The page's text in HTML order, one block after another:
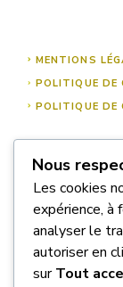
MENTIONS
POLITIQUE DE
POLITIQUE DE
À PROPOS DE
NOUS
Nous
Les cookies
expérience, à
analyser le
autoriser en
surTout